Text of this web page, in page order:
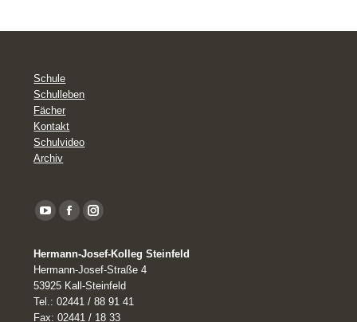
Schule
Schulleben
Fächer
Kontakt
Schulvideo
Archiv
YouTube
opens
in
new
FacebookInstagram
Hermann-Josef-Kolleg Steinfeld
Hermann-Josef-Straße 4
53925 Kall-Steinfeld
Tel.: 02441 / 88 91 41
Fax: 02441 / 18 33